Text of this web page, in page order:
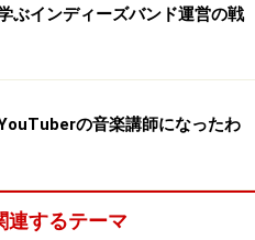
ぶインディーズバンド運営の戦
の音楽講師になったわ
連するテーマ